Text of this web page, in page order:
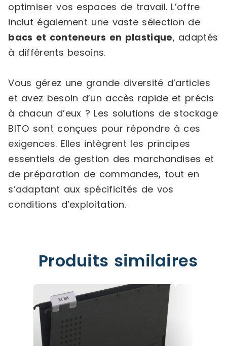
optimiser vos espaces de travail. L’offre
inclut également une vaste sélection de
bacs et conteneurs en plastique, adaptés
à différents besoins.
Vous gérez une grande diversité d’articles
et avez besoin d’un accès rapide et précis
à chacun d’eux ? Les solutions de stockage
BITO sont conçues pour répondre à ces
exigences. Elles intègrent les principes
essentiels de gestion des marchandises et
de préparation de commandes, tout en
s’adaptant aux spécificités de vos
conditions d’exploitation.
Produits similaires